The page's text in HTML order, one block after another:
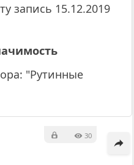
запись 15.12.2019
"Рутинные
30